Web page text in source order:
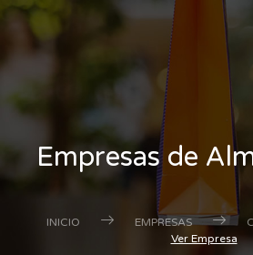
Empresas de
INICIO EMPRESAS
Ver Empresa